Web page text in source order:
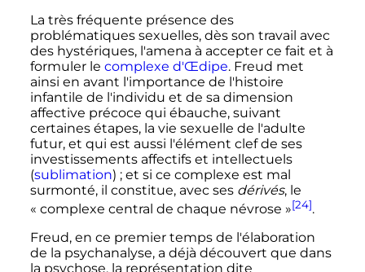
La très fréquente présence des
problématiques sexuelles, dès son travail avec
des hystériques, l'amena à accepter ce fait et à
formuler le complexe d'Œdipe. Freud met
ainsi en avant l'importance de l'histoire
infantile de l'individu et de sa dimension
affective précoce qui ébauche, suivant
certaines étapes, la vie sexuelle de l'adulte
futur, et qui est aussi l'élément clef de ses
investissements affectifs et intellectuels
(sublimation) ; et si ce complexe est mal
surmonté, il constitue, avec ses dérivés, le
« complexe central de chaque névrose »[24].
Freud, en ce premier temps de l'élaboration
de la psychanalyse, a déjà découvert que dans
la psychose, la représentation dite